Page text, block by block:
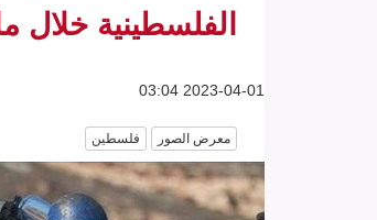
الفلسطينية خلال
2023-04-01 03:04
معرض الصور فلسطين